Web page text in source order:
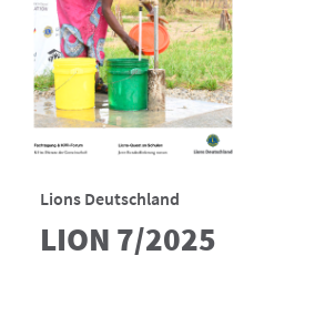
Lions Deutschland
LION 7/2025